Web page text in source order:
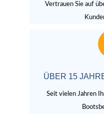
Vertrauen Sie auf
ÜBER 15
Seit vielen Jahren